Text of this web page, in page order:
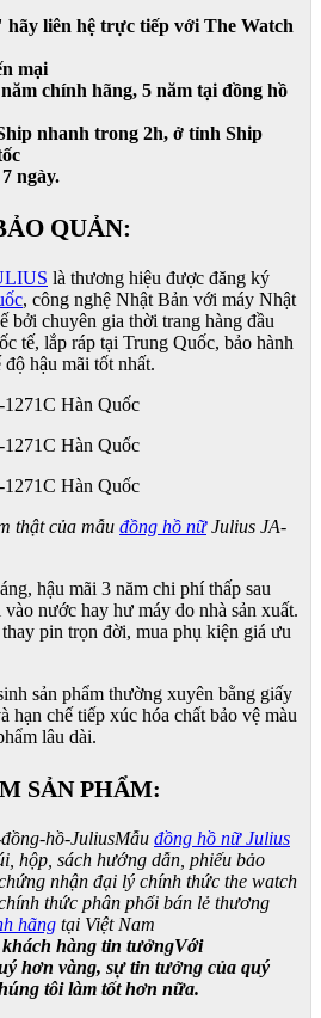
liên hệ trực tiếp với The Watch
mại
chính hãng, 5 năm tại đồng hồ
nhanh trong 2h, ở tỉnh Ship
ngày.
QUẢN:
là thương hiệu được đăng ký
, công nghệ Nhật Bản với máy Nhật
bởi chuyên gia thời trang hàng đầu
tế, lắp ráp tại Trung Quốc, bảo hành
hậu mãi tốt nhất.
thật của mẫu đồng hồ nữJulius JA-
hậu mãi 3 năm chi phí thấp sau
nước hay hư máy do nhà sản xuất.
pin trọn đời, mua phụ kiện giá ưu
sản phẩm thường xuyên bằng giấy
hạn chế tiếp xúc hóa chất bảo vệ màu
lâu dài.
SẢN PHẨM:
Mẫu đồng hồ nữ Julius
hộp, sách hướng dẫn, phiếu bảo
thức phân phối bán lẻ thương
hãng tại Việt Nam
Với
hơn vàng, sự tin tưởng của quý
tôi làm tốt hơn nữa.